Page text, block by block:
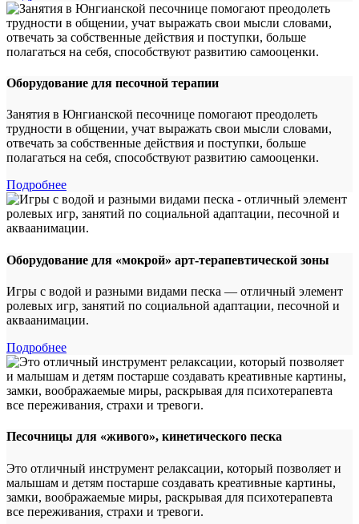
Оборудование для песочной терапии
Занятия в Юнгианской песочнице помогают преодолеть
трудности в общении, учат выражать свои мысли словами,
отвечать за собственные действия и поступки, больше
полагаться на себя, способствуют развитию самооценки.
Подробнее
Оборудование для «мокрой» арт-терапевтической зоны
Игры с водой и разными видами песка — отличный элемент
ролевых игр, занятий по социальной адаптации, песочной и
акваанимации.
Подробнее
Песочницы для «живого», кинетического песка
Это отличный инструмент релаксации, который позволяет и
малышам и детям постарше создавать креативные картины,
замки, воображаемые миры, раскрывая для психотерапевта
все переживания, страхи и тревоги.